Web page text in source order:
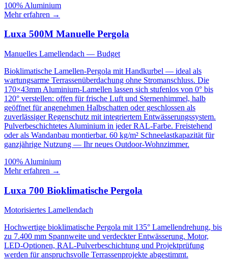
100% Aluminium
Mehr erfahren →
Luxa 500M Manuelle Pergola
Manuelles Lamellendach — Budget
Bioklimatische Lamellen-Pergola mit Handkurbel — ideal als
wartungsarme Terrassenüberdachung ohne Stromanschluss. Die
170×43mm Aluminium-Lamellen lassen sich stufenlos von 0° bis
120° verstellen: offen für frische Luft und Sternenhimmel, halb
geöffnet für angenehmen Halbschatten oder geschlossen als
zuverlässiger Regenschutz mit integriertem Entwässerungssystem.
Pulverbeschichtetes Aluminium in jeder RAL-Farbe. Freistehend
oder als Wandanbau montierbar. 60 kg/m² Schneelastkapazität für
ganzjährige Nutzung — Ihr neues Outdoor-Wohnzimmer.
100% Aluminium
Mehr erfahren →
Luxa 700 Bioklimatische Pergola
Motorisiertes Lamellendach
Hochwertige bioklimatische Pergola mit 135° Lamellendrehung, bis
zu 7.400 mm Spannweite und verdeckter Entwässerung. Motor,
LED-Optionen, RAL-Pulverbeschichtung und Projektprüfung
werden für anspruchsvolle Terrassenprojekte abgestimmt.